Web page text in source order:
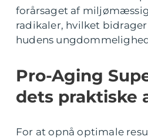
forårsaget af
radikaler, hvilket
hudens
Pro-Aging
dets praktiske
For at opnå optimale